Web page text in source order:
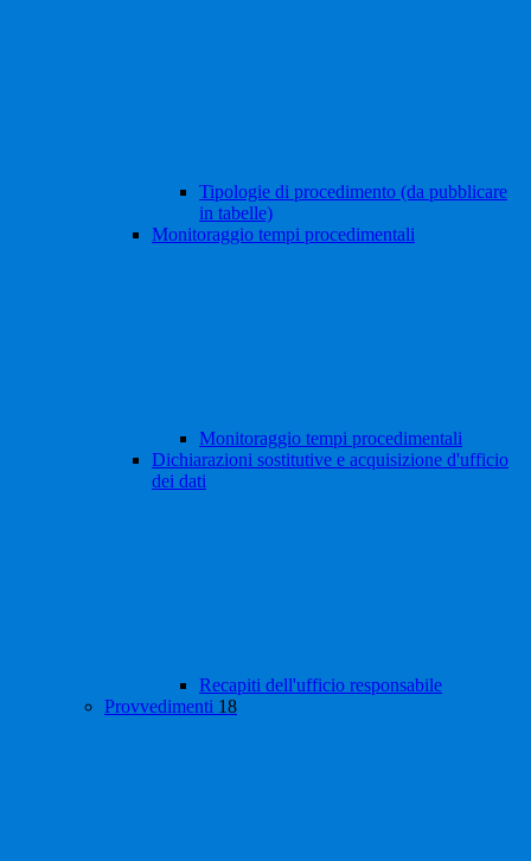
Tipologie di procedimento (da pubblicare
in tabelle)
Monitoraggio tempi procedimentali
Monitoraggio tempi procedimentali
Dichiarazioni sostitutive e acquisizione d'ufficio
dei dati
Recapiti dell'ufficio responsabile
Provvedimenti 18